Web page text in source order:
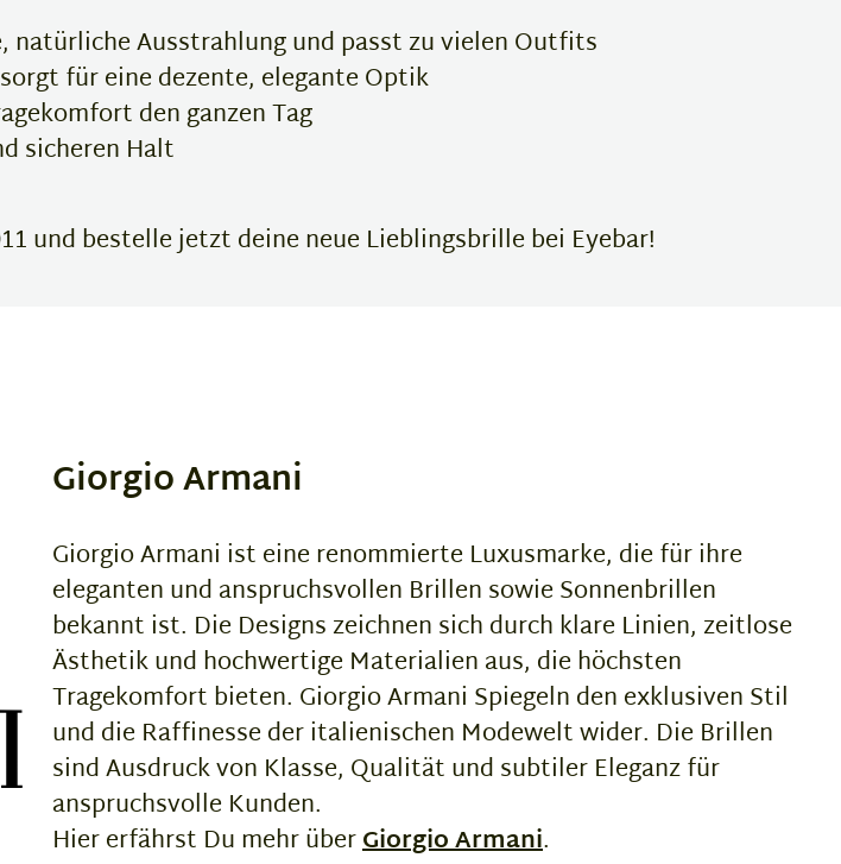
natürliche Ausstrahlung und passt zu vielen Outfits
für eine dezente, elegante Optik
den ganzen Tag
sicheren Halt
und bestelle jetzt deine neue Lieblingsbrille bei Eyebar!
Giorgio Armani
Giorgio Armani ist eine renommierte Luxusmarke, die für ihre
eleganten und anspruchsvollen Brillen sowie Sonnenbrillen
bekannt ist. Die Designs zeichnen sich durch klare Linien, zeitlose
Ästhetik und hochwertige Materialien aus, die höchsten
Tragekomfort bieten. Giorgio Armani Spiegeln den exklusiven Stil
und die Raffinesse der italienischen Modewelt wider. Die Brillen
sind Ausdruck von Klasse, Qualität und subtiler Eleganz für
anspruchsvolle Kunden.
Hier erfährst Du mehr überGiorgio Armani.